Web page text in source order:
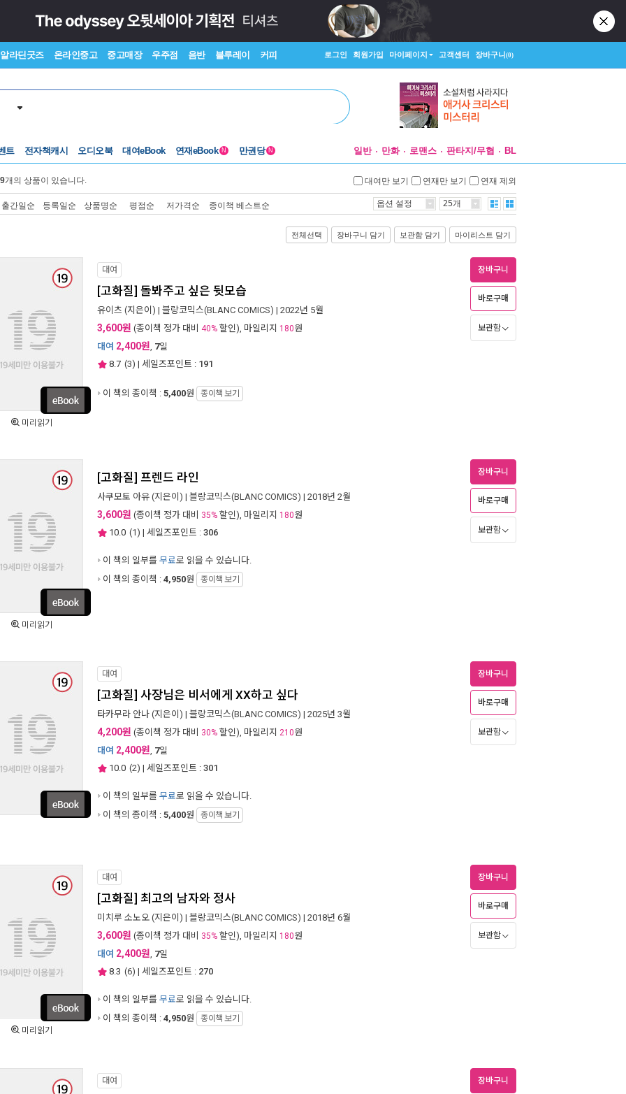
알라딘굿즈 온라인중고 중고매장 우주점 음반 블루레이 커피 로그인 회원가입 마이페이지 고객센터 장바구니(0)
트 전자책캐시 오디오북 대여eBook 연재eBook N 만권당 N 일반 만화 로맨스 판타지/무협 BL
개의 상품이 있습니다. 대여만 보기 연재만 보기 연재 제외
출간일순 등록일순 상품명순 평점순 저가격순 종이책 베스트순 옵션 설정 25개
전체선택 장바구니 담기 보관함 담기 마이리스트 담기
미리읽기
대여
[고화질] 돌봐주고 싶은 뒷모습
유이츠 (지은이) | 블랑코믹스(BLANC COMICS) | 2022년 5월
3,600원 (종이책 정가 대비 40% 할인), 마일리지 180원
대여 2,400원, 7일
8.7 (3) | 세일즈포인트 : 191
이 책의 종이책 : 5,400원 종이책 보기
장바구니
바로구매
보관함
미리읽기
[고화질] 프렌드 라인
사쿠모토 아유 (지은이) | 블랑코믹스(BLANC COMICS) | 2018년 2월
3,600원 (종이책 정가 대비 35% 할인), 마일리지 180원
10.0 (1) | 세일즈포인트 : 306
이 책의 일부를 무료로 읽을 수 있습니다.
이 책의 종이책 : 4,950원 종이책 보기
장바구니
바로구매
보관함
대여
[고화질] 사장님은 비서에게 XX하고 싶다
타카무라 안나 (지은이) | 블랑코믹스(BLANC COMICS) | 2025년 3월
4,200원 (종이책 정가 대비 30% 할인), 마일리지 210원
대여 2,400원, 7일
10.0 (2) | 세일즈포인트 : 301
이 책의 일부를 무료로 읽을 수 있습니다.
이 책의 종이책 : 5,400원 종이책 보기
장바구니
바로구매
보관함
미리읽기
대여
[고화질] 최고의 남자와 정사
미치루 소노오 (지은이) | 블랑코믹스(BLANC COMICS) | 2018년 6월
3,600원 (종이책 정가 대비 35% 할인), 마일리지 180원
대여 2,400원, 7일
8.3 (6) | 세일즈포인트 : 270
이 책의 일부를 무료로 읽을 수 있습니다.
이 책의 종이책 : 4,950원 종이책 보기
장바구니
바로구매
보관함
대여 장바구니